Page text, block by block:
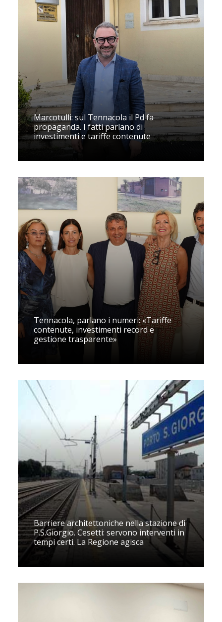
Marcotulli: sul Tennacola il Pd fa
propaganda. I fatti parlano di
investimenti e tariffe contenute
Tennacola, parlano i numeri: «Tariffe
contenute, investimenti record e
gestione trasparente»
Barriere architettoniche nella stazione di
P.S.Giorgio. Cesetti: servono interventi in
tempi certi. La Regione agisca